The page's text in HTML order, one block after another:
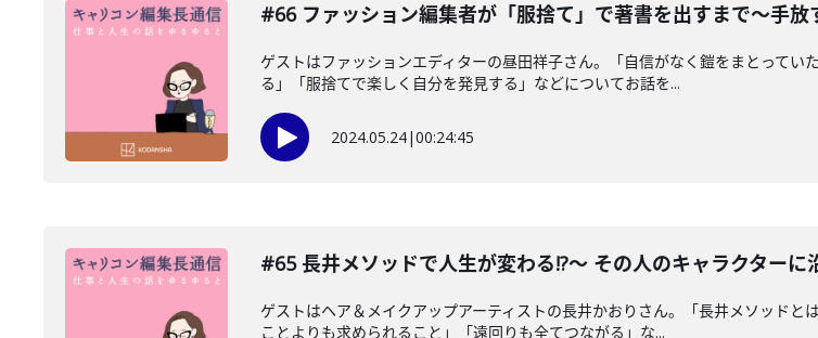
#66 ファッション編集者が「服捨て」で著書を出すまで〜手
ゲストはファッションエディターの昼田祥子さん。「自信がなく鎧をまとって
る」「服捨てで楽しく自分を発見する」などについてお話を...
2024.05.24|00:24:45
#65 長井メソッドで人生が変わる!?〜 その人のキャラクターに
ゲストはヘア＆メイクアップアーティストの長井かおりさん。「長井メソッド
ことよりも求められること」「遠回りも全てつながる」な...